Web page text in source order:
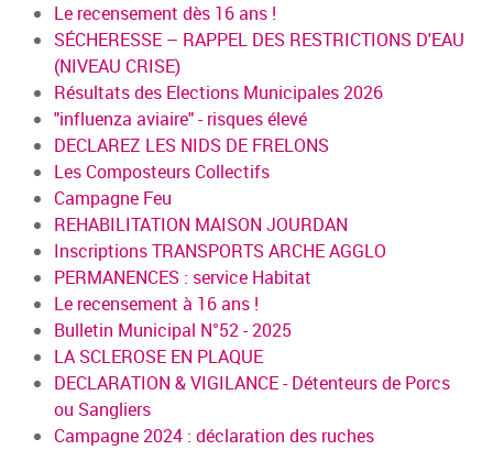
Le recensement dès 16 ans !
SÉCHERESSE – RAPPEL DES RESTRICTIONS D'EAU
(NIVEAU CRISE)
Résultats des Elections Municipales 2026
"influenza aviaire" - risques élevé
DECLAREZ LES NIDS DE FRELONS
Les Composteurs Collectifs
Campagne Feu
REHABILITATION MAISON JOURDAN
Inscriptions TRANSPORTS ARCHE AGGLO
PERMANENCES : service Habitat
Le recensement à 16 ans !
Bulletin Municipal N°52 - 2025
LA SCLEROSE EN PLAQUE
DECLARATION & VIGILANCE - Détenteurs de Porcs
ou Sangliers
Campagne 2024 : déclaration des ruches